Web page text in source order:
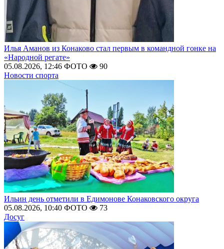
Илья Аманов из Конаково стал первым в командной гонке на
«Народной регате»
05.08.2026, 12:46 ФОТО
90
Новости спорта
Ильин день отметили в Едимонове Конаковского округа
05.08.2026, 10:40 ФОТО
73
Досуг